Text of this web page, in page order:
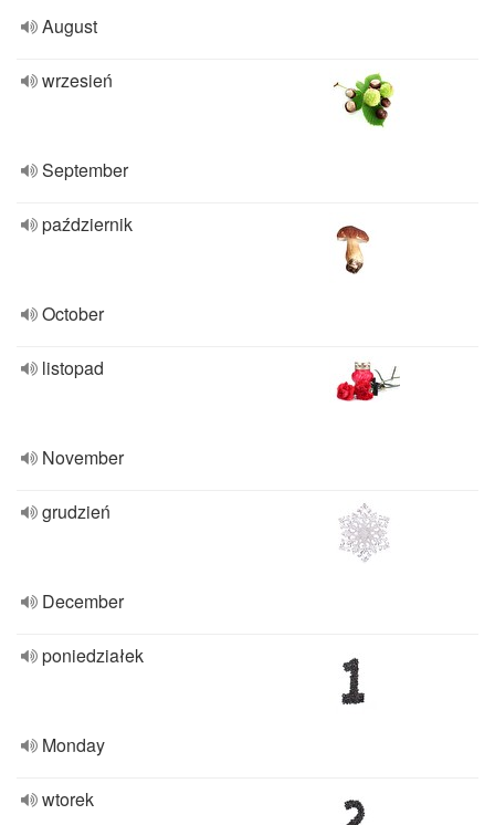
August
wrzesień
September
październik
October
listopad
November
grudzień
December
poniedziałek
Monday
wtorek